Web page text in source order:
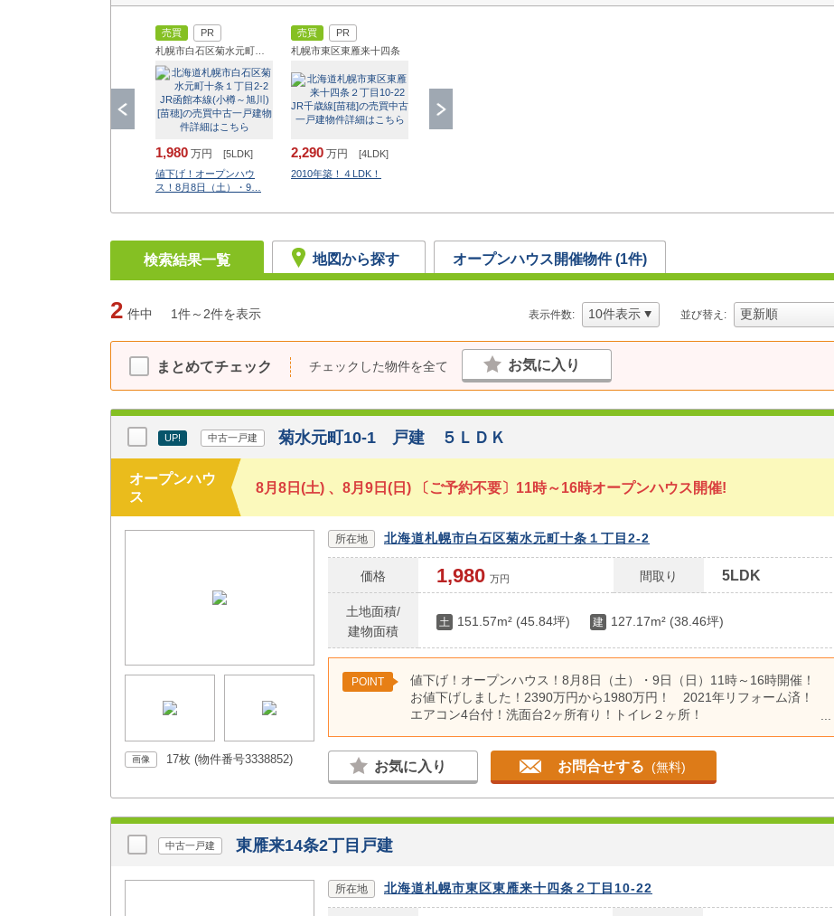
売買
PR
1,980 万円
[5LDK]
値下げ！オープンハウ
ス！8月8日（土）・9…
売買
PR
札幌市東区東雁来十四条
2,290 万円
[4LDK]
2010年築！４LDK！
検索結果一覧 地図から探す オープンハウス開催物件 (1件)
2 件中 1件～2件を表示 表示件数: 並び替え:
まとめてチェック チェックした物件を全て お気に入り
UP! 中古一戸建 菊水元町10-1 戸建 ５ＬＤＫ
オープンハウ
ス
8月8日(土) 、8月9日(日) 〔ご予約不要〕11時～16時オープンハウス開催!
画像 17枚 (物件番号3338852)
所在地 北海道札幌市白石区菊水元町十条１丁目2-2
価格 1,980 万円 間取り 5LDK
土地面積/
建物面積
土 151.57m² (45.84坪) 建 127.17m² (38.46坪)
POINT
値下げ！オープンハウス！8月8日（土）・9日（日）11時～16時開催！
お値下げしました！2390万円から1980万円！ 2021年リフォーム済！
エアコン4台付！洗面台2ヶ所有り！トイレ２ヶ所！
駐車場有り！
お気に入り お問合せする (無料)
中古一戸建 東雁来14条2丁目戸建
所在地 北海道札幌市東区東雁来十四条２丁目10-22